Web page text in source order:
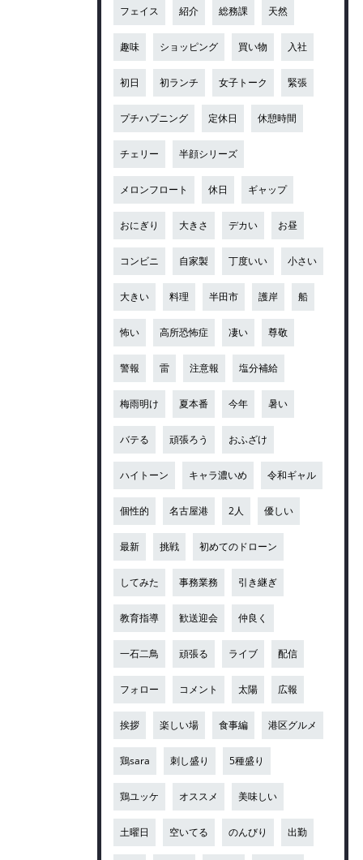
フェイス 紹介 総務課 天然
趣味 ショッピング 買い物 入社
初日 初ランチ 女子トーク 緊張
プチハプニング 定休日 休憩時間
チェリー 半顔シリーズ
メロンフロート 休日 ギャップ
おにぎり 大きさ デカい お昼
コンビニ 自家製 丁度いい 小さい
大きい 料理 半田市 護岸 船
怖い 高所恐怖症 凄い 尊敬
警報 雷 注意報 塩分補給
梅雨明け 夏本番 今年 暑い
バテる 頑張ろう おふざけ
ハイトーン キャラ濃いめ 令和ギャル
個性的 名古屋港 2人 優しい
最新 挑戦 初めてのドローン
してみた 事務業務 引き継ぎ
教育指導 歓送迎会 仲良く
一石二鳥 頑張る ライブ 配信
フォロー コメント 太陽 広報
挨拶 楽しい場 食事編 港区グルメ
鶏sara 刺し盛り 5種盛り
鶏ユッケ オススメ 美味しい
土曜日 空いてる のんびり 出勤